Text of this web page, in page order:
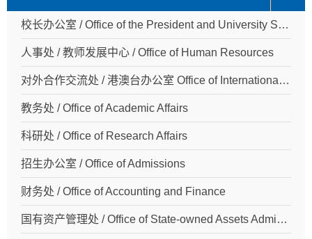
校长办公室 / Office of the President and University Secretariat
人事处 / 教师发展中心 / Office of Human Resources
对外合作交流处 / 港澳台办公室 Office of International Cooperation and Exchange / HK, MO and TW Affairs
教务处 / Office of Academic Affairs
科研处 / Office of Research Affairs
招生办公室 / Office of Admissions
财务处 / Office of Accounting and Finance
国有资产管理处 / Office of State-owned Assets Administration